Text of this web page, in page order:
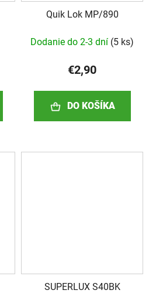
Quik Lok MP/890
Dodanie do 2-3 dní (5 ks)
€2,90
DO KOŠÍKA
SUPERLUX S40BK